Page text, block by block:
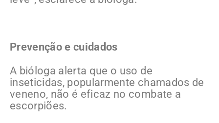
Prevenção e cuidados
A bióloga alerta que o uso de
inseticidas, popularmente chamados de
veneno, não é eficaz no combate a
escorpiões.